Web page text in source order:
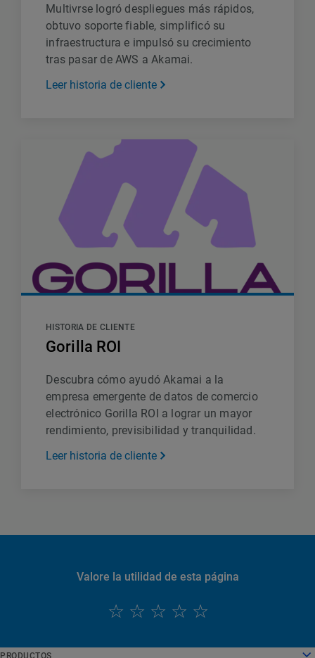
Multivrse logró despliegues más rápidos,
obtuvo soporte fiable, simplificó su
infraestructura e impulsó su crecimiento
tras pasar de AWS a Akamai.
Leer historia de cliente
HISTORIA DE CLIENTE
Gorilla ROI
Descubra cómo ayudó Akamai a la
empresa emergente de datos de comercio
electrónico Gorilla ROI a lograr un mayor
rendimiento, previsibilidad y tranquilidad.
Leer historia de cliente
Valore la utilidad de esta página
PRODUCTOS